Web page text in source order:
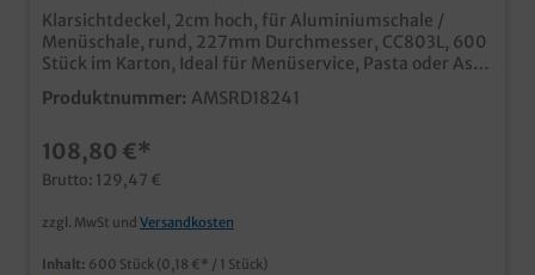
Klarsichtdeckel, 2cm hoch, für Aluminiumschale /
Menüschale, rund, 227mm Durchmesser, CC803L, 600
Stück im Karton, Ideal für Menüservice, Pasta oder Asia
Food
Produktnummer: AMSRD18241
108,80 €*
Brutto: 129,47 €
zzgl. MwSt und Versandkosten
Inhalt: 600 Stück (0,18 €* / 1 Stück)